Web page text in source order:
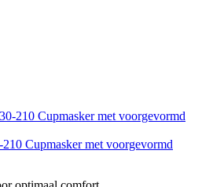
Cupmasker met voorgevormd